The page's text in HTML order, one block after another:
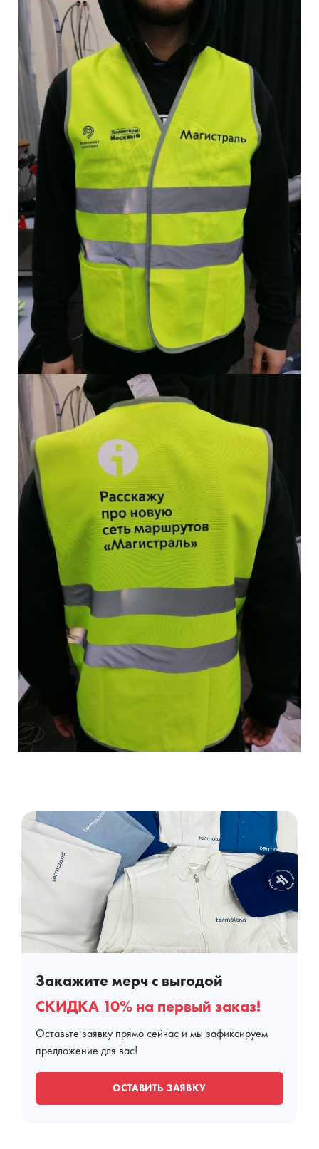
Закажите мерч с выгодой
СКИДКА 10% на первый заказ!
Оставьте заявку прямо сейчас и мы зафиксируем
предложение для вас!
ОСТАВИТЬ ЗАЯВКУ